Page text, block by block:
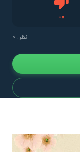
-0
نظر: 0